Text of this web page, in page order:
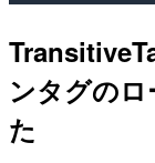
ンタグの
た